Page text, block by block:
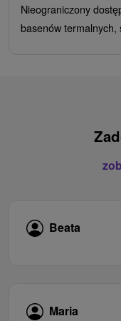
Nieograniczony
basenów termalnych,
Beata
Maria